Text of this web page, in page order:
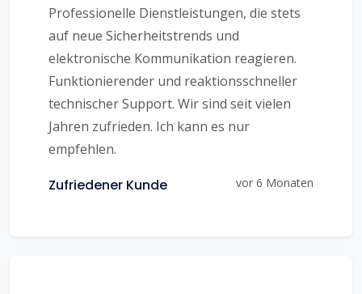
Professionelle Dienstleistungen, die stets
auf neue Sicherheitstrends und
elektronische Kommunikation reagieren.
Funktionierender und reaktionsschneller
technischer Support. Wir sind seit vielen
Jahren zufrieden. Ich kann es nur
empfehlen.
Zufriedener Kunde vor 6 Monaten